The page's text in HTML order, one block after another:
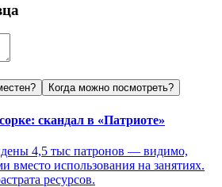
Когда можно посмотреть?
скандал в «Патриоте»
4,5 тыс патронов — видимо,
использования на занятиях.
ресурсов.